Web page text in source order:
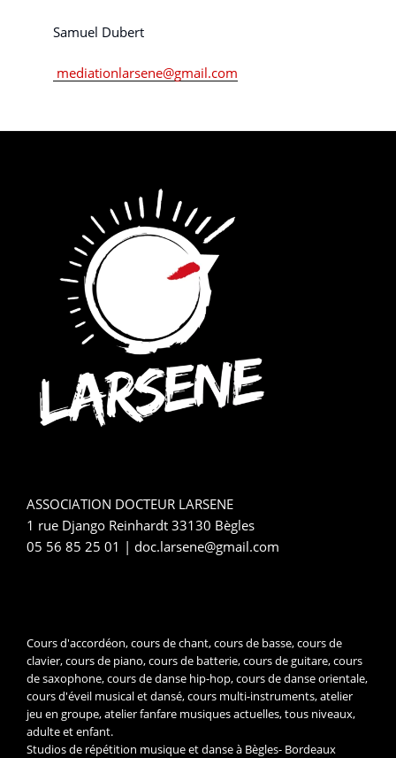
Samuel Dubert
mediationlarsene@gmail.com
ASSOCIATION DOCTEUR LARSENE
1 rue Django Reinhardt 33130 Bègles
05 56 85 25 01 | doc.larsene@gmail.com
Cours d'accordéon, cours de chant, cours de basse, cours de
clavier, cours de piano, cours de batterie, cours de guitare, cours
de saxophone, cours de danse hip-hop, cours de danse orientale,
cours d'éveil musical et dansé, cours multi-instruments, atelier
jeu en groupe, atelier fanfare musiques actuelles, tous niveaux,
adulte et enfant.
Studios de répétition musique et danse à Bègles- Bordeaux